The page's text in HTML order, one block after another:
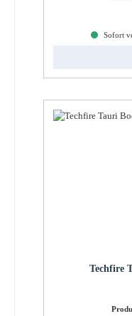
Sofort
Techfire